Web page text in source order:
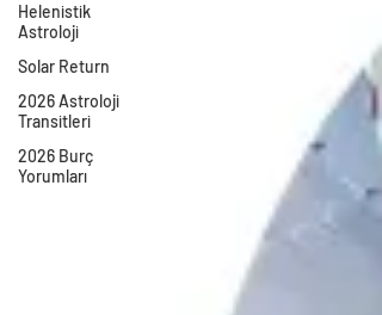
Helenistik
Astroloji
Solar Return
2026 Astroloji
Transitleri
2026 Burç
Yorumları